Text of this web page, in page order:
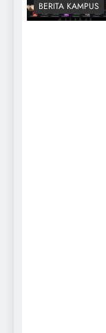
BERITA KAMPUS